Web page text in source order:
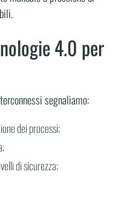
4.0 per
segnaliamo:
dei processi;
di sicurezza;